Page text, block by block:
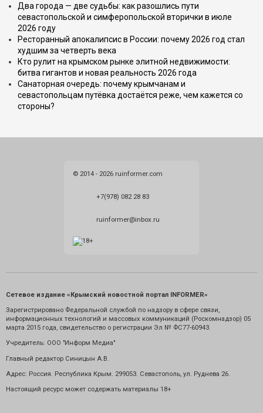
Два города — две судьбы: как разошлись пути
севастопольской и симферопольской вторички в июле
2026 году
Ресторанный апокалипсис в России: почему 2026 год стал
худшим за четверть века
Кто рулит на крымском рынке элитной недвижимости:
битва гигантов и новая реальность 2026 года
Санаторная очередь: почему крымчанам и
севастопольцам путёвка достаётся реже, чем кажется со
стороны?
© 2014 - 2026 ruinformer.com
+7(978) 082 28 83
ruinformer@inbox.ru
Сетевое издание «Крымский новостной портал INFORMER»
Зарегистрировано Федеральной службой по надзору в сфере связи,
информационных технологий и массовых коммуникаций (Роскомнадзор) 05
марта 2015 года, свидетельство о регистрации Эл № ФС77-60943.
Учредитель: ООО "Информ Медиа"
Главный редактор Синицын А.В.
Адрес: Россия. Республика Крым. 299053. Севастополь, ул. Руднева 26.
Настоящий ресурс может содержать материалы 18+